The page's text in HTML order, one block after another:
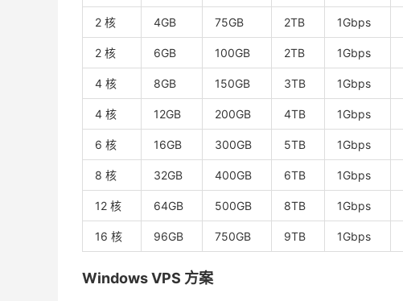
2 核 4GB 75GB 2TB 1Gbps
2 核 6GB 100GB 2TB 1Gbps
4 核 8GB 150GB 3TB 1Gbps
4 核 12GB 200GB 4TB 1Gbps
6 核 16GB 300GB 5TB 1Gbps
8 核 32GB 400GB 6TB 1Gbps
12 核 64GB 500GB 8TB 1Gbps
16 核 96GB 750GB 9TB 1Gbps
Windows VPS 方案